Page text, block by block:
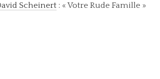
Scheinert : « Votre Rude Famille »